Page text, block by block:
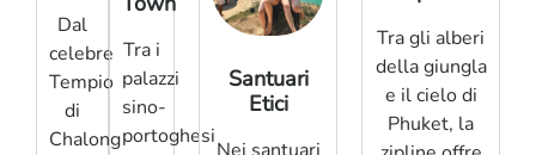
Dal
celebre
Tempio
di
Chalong
Tra i
palazzi
sino-
portoghesi
Santuari
Etici
Tra gli alberi
della giungla
e il cielo di
Phuket, la